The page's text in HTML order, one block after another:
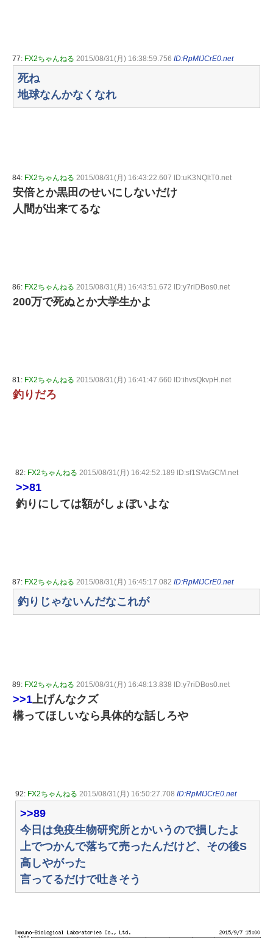
77: FX2ちゃんねる 2015/08/31(月) 16:38:59.756 ID:RpMIJCrE0.net
死ね
地球なんかなくなれ
84: FX2ちゃんねる 2015/08/31(月) 16:43:22.607 ID:uK3NQltT0.net
安倍とか黒田のせいにしないだけ
人間が出来てるな
86: FX2ちゃんねる 2015/08/31(月) 16:43:51.672 ID:y7riDBos0.net
200万で死ぬとか大学生かよ
81: FX2ちゃんねる 2015/08/31(月) 16:41:47.660 ID:ihvsQkvpH.net
釣りだろ
82: FX2ちゃんねる 2015/08/31(月) 16:42:52.189 ID:sf1SVaGCM.net
>>81
釣りにしては額がしょぼいよな
87: FX2ちゃんねる 2015/08/31(月) 16:45:17.082 ID:RpMIJCrE0.net
釣りじゃないんだなこれが
89: FX2ちゃんねる 2015/08/31(月) 16:48:13.838 ID:y7riDBos0.net
>>1上げんなクズ
構ってほしいなら具体的な話しろや
92: FX2ちゃんねる 2015/08/31(月) 16:50:27.708 ID:RpMIJCrE0.net
>>89
今日は免疫生物研究所とかいうので損したよ
上でつかんで落ちて売ったんだけど、その後S
高しやがった
言ってるだけで吐きそう